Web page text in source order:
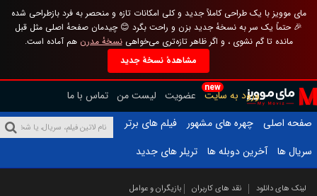
مای موویز با یک طراحی کاملاً جدید و کلی امکانات تازه و منحصر به فرد بازطراحی شده
🎉 حتماً یک سر به نسخهٔ جدید بزن و راحت بگرد 😊 چیدمان صفحهٔ اصلی مثل قبل
مانده تا گم نشوی ، و اگر ظاهر تازه‌تری می‌خواهینسخهٔ مدرن هم آماده است.
مشاهدهٔ نسخهٔ جدید
new
ورود به سایت عضویت لیست من تماس با ما
صفحه اصلی
چهره های مشهور
فیلم های برتر
سریال ها
آخرین دوبله ها تریلر های جدید
لینک های دانلود نقد های کاربران بازیگران و عوامل